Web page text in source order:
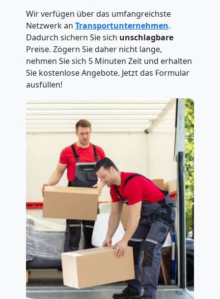
Wir verfügen über das umfangreichste
Netzwerk an Transportunternehmen.
Dadurch sichern Sie sich unschlagbare
Preise. Zögern Sie daher nicht lange,
nehmen Sie sich 5 Minuten Zeit und erhalten
Sie kostenlose Angebote. Jetzt das Formular
ausfüllen!